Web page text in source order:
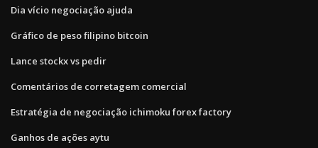
Dia vício negociação ajuda
Gráfico de peso filipino bitcoin
Lance stockx vs pedir
Comentários de corretagem comercial
Estratégia de negociação ichimoku forex factory
Ganhos de ações aytu